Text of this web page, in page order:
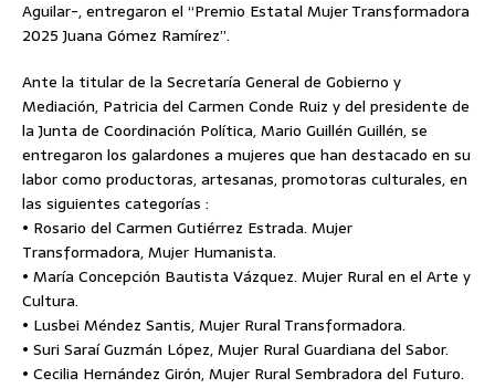
Aguilar-, entregaron el “Premio Estatal Mujer Transformadora
2025 Juana Gómez Ramírez”.
Ante la titular de la Secretaría General de Gobierno y
Mediación, Patricia del Carmen Conde Ruiz y del presidente de
la Junta de Coordinación Política, Mario Guillén Guillén, se
entregaron los galardones a mujeres que han destacado en su
labor como productoras, artesanas, promotoras culturales, en
las siguientes categorías :
• Rosario del Carmen Gutiérrez Estrada. Mujer
Transformadora, Mujer Humanista.
• María Concepción Bautista Vázquez. Mujer Rural en el Arte y
Cultura.
• Lusbei Méndez Santis, Mujer Rural Transformadora.
• Suri Saraí Guzmán López, Mujer Rural Guardiana del Sabor.
• Cecilia Hernández Girón, Mujer Rural Sembradora del Futuro.